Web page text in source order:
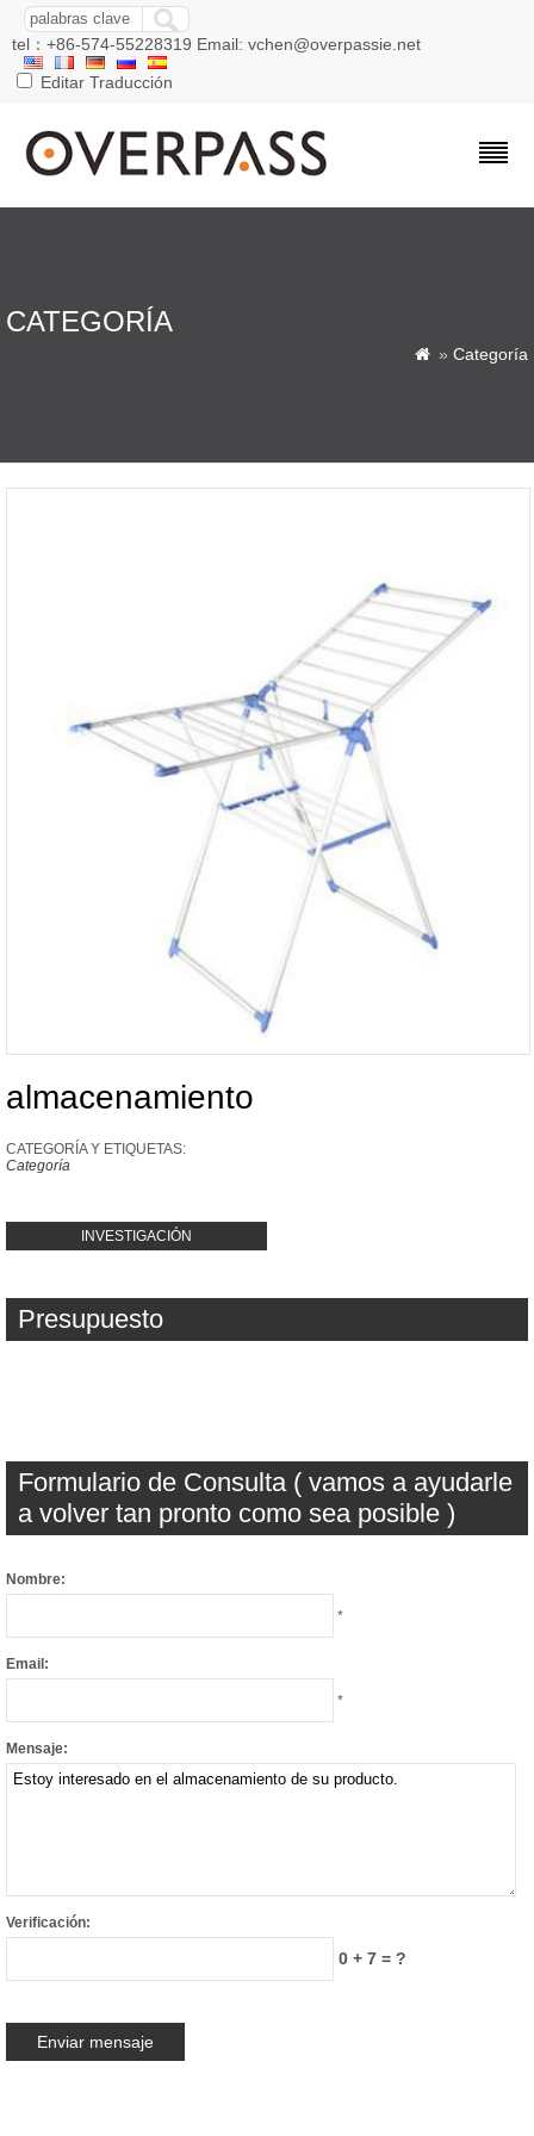
tel：+86-574-55228319 Email: vchen@overpassie.net
Editar Traducción
CATEGORÍA
 » Categoría
almacenamiento
CATEGORÍA Y ETIQUETAS:
Categoría
INVESTIGACIÓN
Presupuesto
Formulario de Consulta ( vamos a ayudarle
a volver tan pronto como sea posible )
Nombre:
*
Email:
*
Mensaje:
Verificación:
0 + 7 = ?